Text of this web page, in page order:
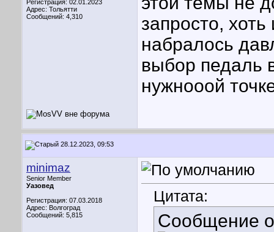
Регистрация: 02.01.2023
Адрес: Тольятти
Сообщений: 4,310
запросто,
набралось
выбор педаль
нужнооой
28.12.2023, 09:53
minimaz
Senior Member
Уазовед
Регистрация: 07.03.2018
Адрес: Волгоград
Сообщений: 5,815
Цитата:
Сообщение